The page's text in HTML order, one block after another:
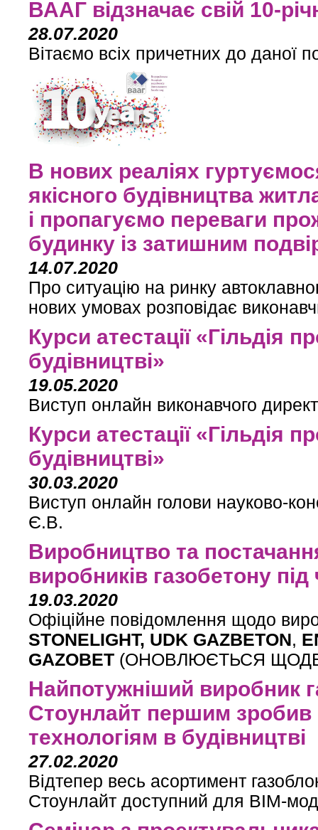
ВААГ відзначає свій 10-
28.07.2020
Вітаємо всіх причетних до даної
В нових реаліях
якісного будівництва
і пропагуємо переваги
будинку із затишним
14.07.2020
Про ситуацію на ринку
нових умовах розповідає
Курси атестації «Гільдія
будівництві»
19.05.2020
Виступ онлайн виконавчого
Курси атестації «Гільдія
будівництві»
30.03.2020
Виступ онлайн голови науково-
Є.В.
Виробництво та
виробників газобетону під
19.03.2020
Офіційне повідомлення щодо
STONELIGHT, UDK GAZBETON,
GAZOBET (ОНОВЛЮЄТЬСЯ
Найпотужніший виробник
Стоунлайт першим зробив
технологіям в будівництві
27.02.2020
Відтепер весь асортимент
Стоунлайт доступний для ВІМ-